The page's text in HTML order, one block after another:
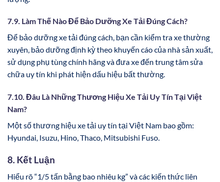
7.9. Làm Thế Nào Để Bảo Dưỡng Xe Tải Đúng Cách?
Để bảo dưỡng xe tải đúng cách, bạn cần kiểm tra xe thường
xuyên, bảo dưỡng định kỳ theo khuyến cáo của nhà sản xuất,
sử dụng phụ tùng chính hãng và đưa xe đến trung tâm sửa
chữa uy tín khi phát hiện dấu hiệu bất thường.
7.10. Đâu Là Những Thương Hiệu Xe Tải Uy Tín Tại Việt
Nam?
Một số thương hiệu xe tải uy tín tại Việt Nam bao gồm:
Hyundai, Isuzu, Hino, Thaco, Mitsubishi Fuso.
8. Kết Luận
Hiểu rõ “1/5 tấn bằng bao nhiêu kg” và các kiến thức liên